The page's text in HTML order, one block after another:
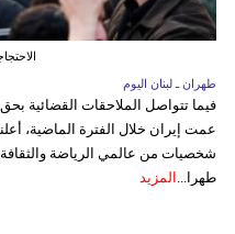
طهران ـ لبنان اليوم
فيما تتواصل الملاحقات القضائية
عمت إيران خلال الفترة الماضية،
شخصيات من عالمي الرياضة
طهرا... المزيد